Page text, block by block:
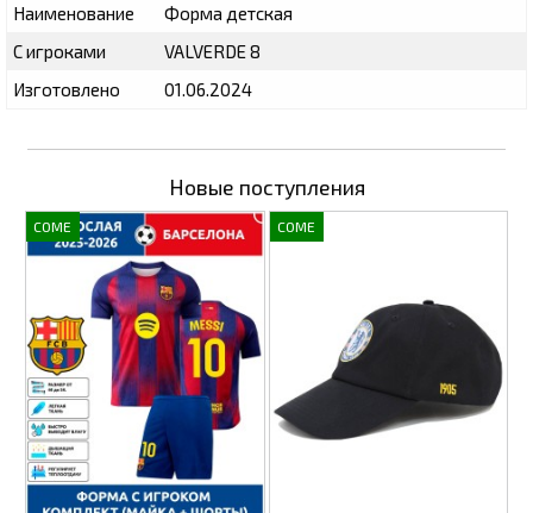
Наименование
Форма детская
С игроками
VALVERDE 8
Изготовлено
01.06.2024
Новые поступления
COME COME